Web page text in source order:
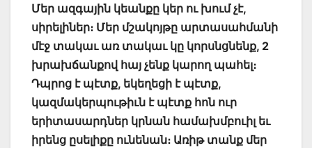
Մեր ազգային կեանքը կեր ու խում չէ,
սիրելիներ։ Մեր մշակոյթը արտասահմանի
մէջ տակաւ առ տակաւ կը կորսնցնենք, 2
խրախճանքով հայ չենք կարող պահել։
Դպրոց է պէտք, եկեղեցի է պէտք,
կազմակերպութիւն է պէտք հոն ուր
երիտասարդներ կրնան համախմբուիլ եւ
իրենց ըսելիքը ունենան։ Առիթ տանք մեր